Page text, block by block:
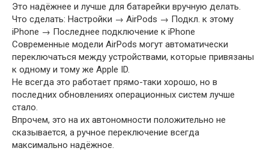
Это надёжнее и лучше для батарейки вручную делать.
Что сделать: Настройки → AirPods → Подкл. к этому
iPhone → Последнее подключение к iPhone
Современные модели AirPods могут автоматически
переключаться между устройствами, которые привязаны
к одному и тому же Apple ID.
Не всегда это работает прямо-таки хорошо, но в
последних обновлениях операционных систем лучше
стало.
Впрочем, это на их автономности положительно не
сказывается, а ручное переключение всегда
максимально надёжное.